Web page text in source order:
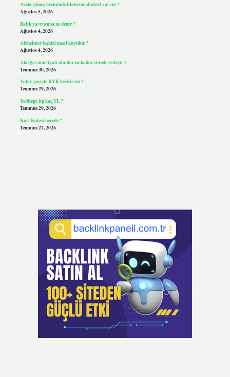
Avène güneş kreminde titanyum dioksit var mı ?
Ağustos 5, 2026
Balık yavrusuna ne denir ?
Ağustos 4, 2026
Alzheimer teşhisi nasıl koyulur ?
Ağustos 4, 2026
Akciğer ameliyatı olanlar ne kadar sürede iyileşir ?
Temmuz 30, 2026
Yatay geçişte KYK kesilir mi ?
Temmuz 29, 2026
Yeditepe tıp kaç TL ?
Temmuz 29, 2026
Kurt Kalesi nerede ?
Temmuz 27, 2026